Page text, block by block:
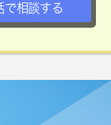
で相談する